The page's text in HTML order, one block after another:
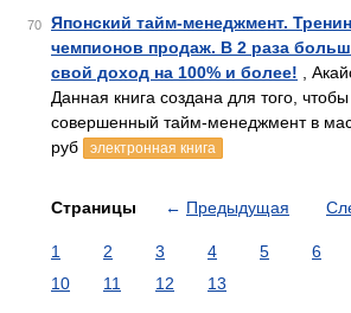
70
Японский тайм-менеджмент.
чемпионов продаж. В 2 раза
свой доход на 100% и более! ,
Данная книга создана для того,
совершенный тайм-менеджмент в
руб
электронная книга
Страницы ← Предыдущая
1 2 3 4 5 6
10
11 12 13